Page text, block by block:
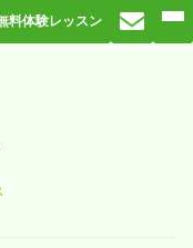
料体験レッスン